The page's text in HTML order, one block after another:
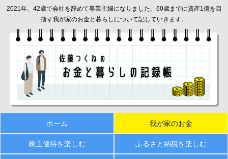
2021年、42歳で会社を辞めて専業主婦になりました。60歳までに資産1億を目
指す我が家のお金と暮らしについて記していきます。
ホーム 我が家のお金
株主優待を楽しむ ふるさと納税を楽しむ